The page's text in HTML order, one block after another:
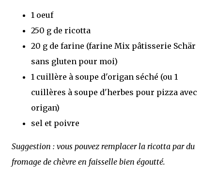
1 oeuf
250 g de ricotta
20 g de farine (farine Mix pâtisserie Schär
sans gluten pour moi)
1 cuillère à soupe d'origan séché (ou 1
cuillères à soupe d'herbes pour pizza avec
origan)
sel et poivre
Suggestion : vous pouvez remplacer la ricotta par du
fromage de chèvre en faisselle bien égoutté.